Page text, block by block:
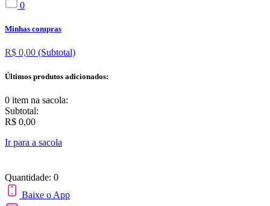
0
Minhas compras
R$ 0,00 (Subtotal)
Últimos produtos adicionados:
0 item na sacola:
Subtotal:
R$ 0,00
Ir para a sacola
Quantidade: 0
Baixe o App